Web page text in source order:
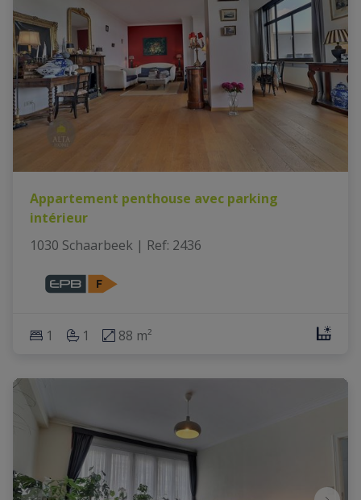
Appartement penthouse avec parking
intérieur
1030 Schaarbeek | Ref: 2436
1 1 88 m²